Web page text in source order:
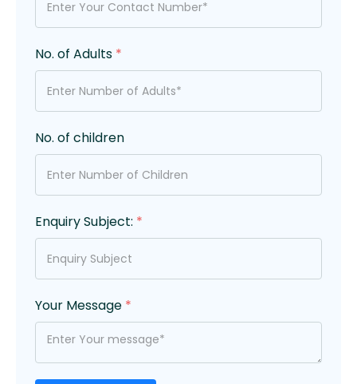
No. of Adults *
No. of children
Enquiry Subject: *
Your Message *